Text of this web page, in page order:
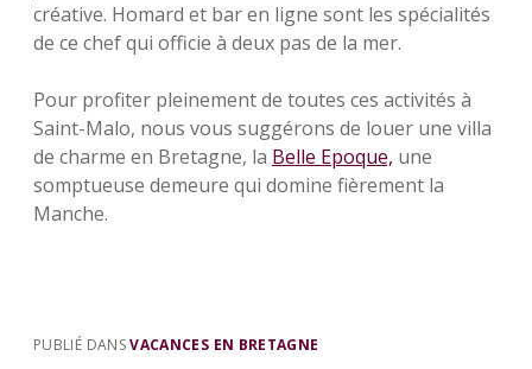
créative. Homard et bar en ligne sont les spécialités
de ce chef qui officie à deux pas de la mer.
Pour profiter pleinement de toutes ces activités à
Saint-Malo, nous vous suggérons de louer une villa
de charme en Bretagne, la Belle Epoque, une
somptueuse demeure qui domine fièrement la
Manche.
PUBLIÉ DANSVACANCES EN BRETAGNE